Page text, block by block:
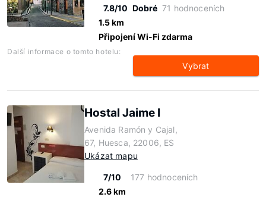
7.8/10 Dobré 71 hodnoceních
1.5 km
Připojení Wi-Fi zdarma
Další informace o tomto hotelu:
Vybrat
Hostal Jaime I
Avenida Ramón y Cajal,
67, Huesca, 22006, ES
Ukázat mapu
7/10
177 hodnoceních
2.6 km